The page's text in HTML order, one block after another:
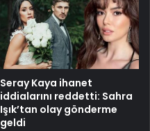
Seray Kaya ihanet
iddialarını reddetti: Sahra
Işık’tan olay gönderme
geldi